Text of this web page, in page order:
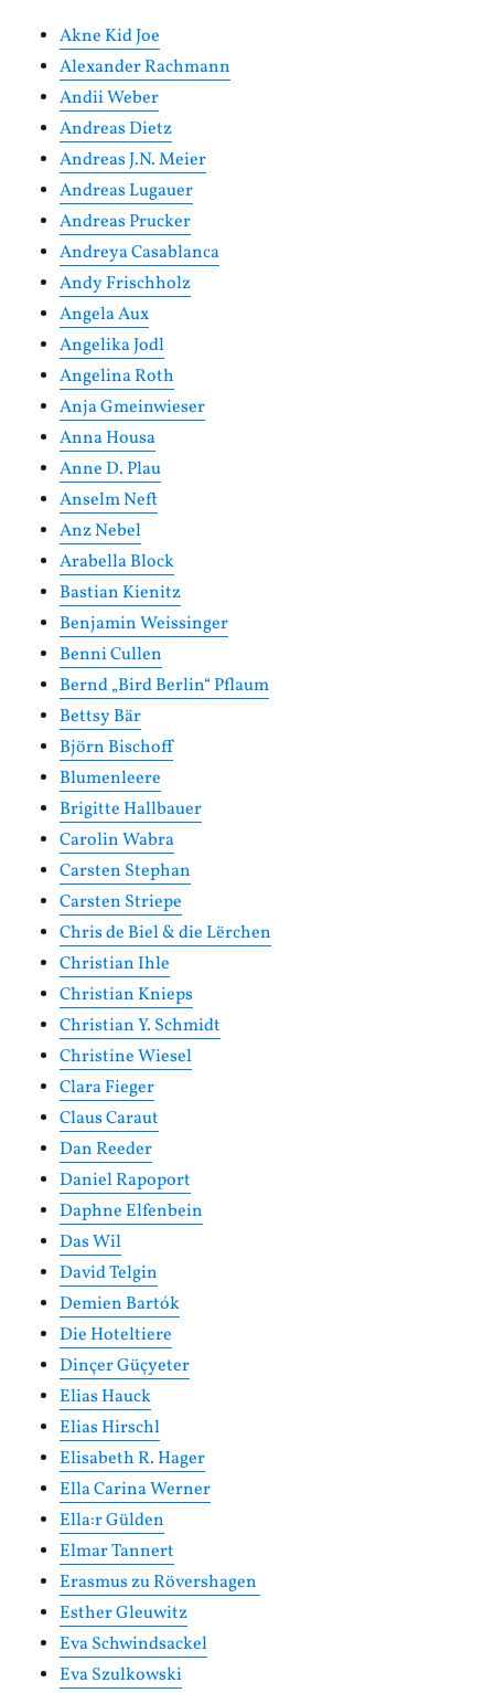
Akne Kid Joe
Alexander Rachmann
Andii Weber
Andreas Dietz
Andreas J.N. Meier
Andreas Lugauer
Andreas Prucker
Andreya Casablanca
Andy Frischholz
Angela Aux
Angelika Jodl
Angelina Roth
Anja Gmeinwieser
Anna Housa
Anne D. Plau
Anselm Neft
Anz Nebel
Arabella Block
Bastian Kienitz
Benjamin Weissinger
Benni Cullen
Bernd „Bird Berlin“ Pflaum
Bettsy Bär
Björn Bischoff
Blumenleere
Brigitte Hallbauer
Carolin Wabra
Carsten Stephan
Carsten Striepe
Chris de Biel & die Lërchen
Christian Ihle
Christian Knieps
Christian Y. Schmidt
Christine Wiesel
Clara Fieger
Claus Caraut
Dan Reeder
Daniel Rapoport
Daphne Elfenbein
Das Wil
David Telgin
Demien Bartók
Die Hoteltiere
Dinçer Güçyeter
Elias Hauck
Elias Hirschl
Elisabeth R. Hager
Ella Carina Werner
Ella:r Gülden
Elmar Tannert
Erasmus zu Rövershagen
Esther Gleuwitz
Eva Schwindsackel
Eva Szulkowski